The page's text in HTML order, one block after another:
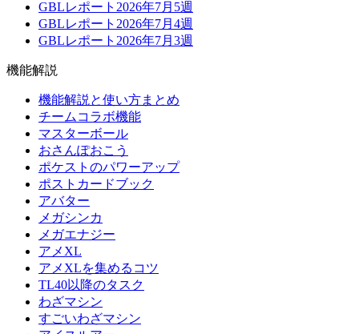
GBLレポート2026年7月5週
GBLレポート2026年7月4週
GBLレポート2026年7月3週
機能解説
機能解説と使い方まとめ
チームコラボ機能
マスターボール
おさんぽおこう
ポケストのパワーアップ
ポストカードブック
アバター
メガシンカ
メガエナジー
アメXL
アメXLを集めるコツ
TL40以降のタスク
わざマシン
すごいわざマシン